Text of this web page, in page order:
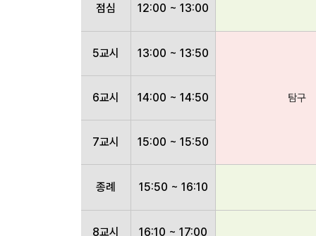
점심 12:00 ~ 13:00
5교시 13:00 ~ 13:50
탐구
6교시 14:00 ~ 14:50
7교시 15:00 ~ 15:50
종례 15:50 ~ 16:10
8교시 16:10 ~ 17:00